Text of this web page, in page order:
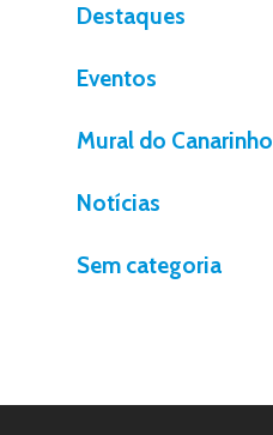
Destaques
Eventos
Mural do Canarinho
Notícias
Sem categoria